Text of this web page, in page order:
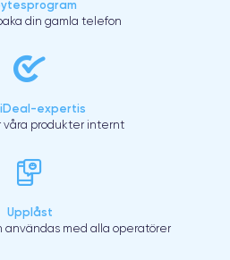
din gamla telefon
expertis
våra produkter internt
Upplåst
användas med alla operatörer